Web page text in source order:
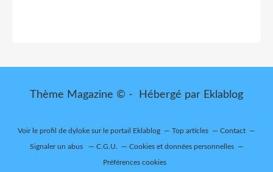
Thème Magazine © - Hébergé par Eklablog
Voir le profil de dyloke sur le portail Eklablog Top articles Contact
Signaler un abus C.G.U. Cookies et données personnelles
Préférences cookies